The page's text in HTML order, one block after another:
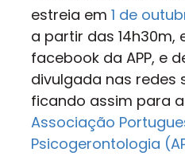
estreia em 1 de
a partir das 14h30m,
facebook da APP, e
divulgada nas redes
ficando assim para
Associação
Psicogerontologia